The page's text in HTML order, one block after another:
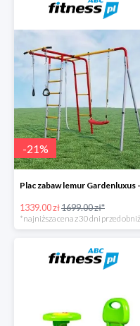
-21%
1339.00 zł1699.00 zł*